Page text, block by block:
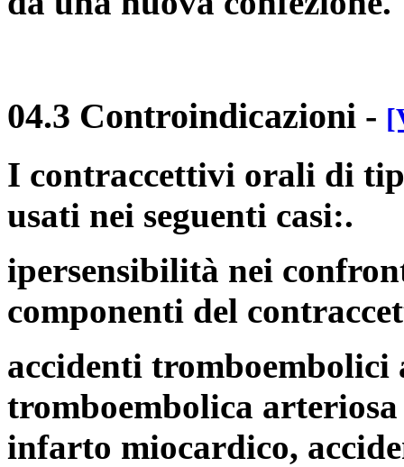
04.3 Controindicazioni -
I contraccettivi orali di
usati nei seguenti casi:.
ipersensibilità nei
componenti del
accidenti
tromboembolica
infarto miocardico,